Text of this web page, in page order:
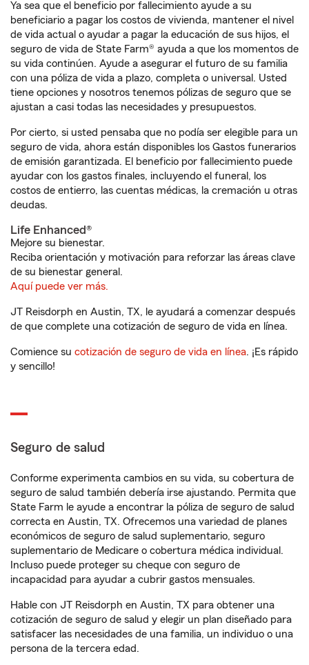
Ya sea que el beneficio por fallecimiento ayude a su
beneficiario a pagar los costos de vivienda, mantener el nivel
de vida actual o ayudar a pagar la educación de sus hijos, el
seguro de vida de State Farm® ayuda a que los momentos de
su vida continúen. Ayude a asegurar el futuro de su familia
con una póliza de vida a plazo, completa o universal. Usted
tiene opciones y nosotros tenemos pólizas de seguro que se
ajustan a casi todas las necesidades y presupuestos.
Por cierto, si usted pensaba que no podía ser elegible para un
seguro de vida, ahora están disponibles los Gastos funerarios
de emisión garantizada. El beneficio por fallecimiento puede
ayudar con los gastos finales, incluyendo el funeral, los
costos de entierro, las cuentas médicas, la cremación u otras
deudas.
Life Enhanced®
Mejore su bienestar.
Reciba orientación y motivación para reforzar las áreas clave
de su bienestar general.
Aquí puede ver más.
JT Reisdorph en Austin, TX, le ayudará a comenzar después
de que complete una cotización de seguro de vida en línea.
Comience su cotización de seguro de vida en línea. ¡Es rápido
y sencillo!
Seguro de salud
Conforme experimenta cambios en su vida, su cobertura de
seguro de salud también debería irse ajustando. Permita que
State Farm le ayude a encontrar la póliza de seguro de salud
correcta en Austin, TX. Ofrecemos una variedad de planes
económicos de seguro de salud suplementario, seguro
suplementario de Medicare o cobertura médica individual.
Incluso puede proteger su cheque con seguro de
incapacidad para ayudar a cubrir gastos mensuales.
Hable con JT Reisdorph en Austin, TX para obtener una
cotización de seguro de salud y elegir un plan diseñado para
satisfacer las necesidades de una familia, un individuo o una
persona de la tercera edad.